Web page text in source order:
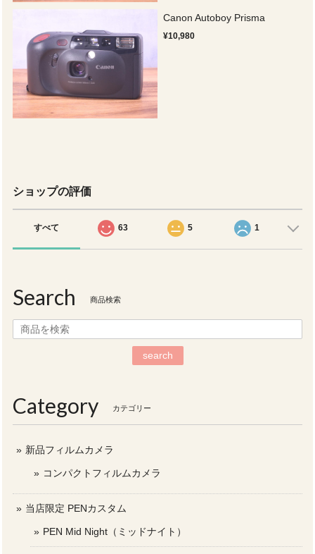
Canon Autoboy Prisma
¥10,980
ショップの評価
すべて 63 5 1
Search 商品検索
search
Category カテゴリー
新品フィルムカメラ
コンパクトフィルムカメラ
当店限定 PENカスタム
PEN Mid Night（ミッドナイト）